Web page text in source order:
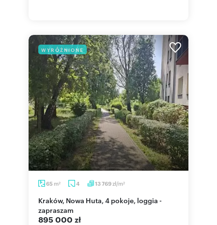
WYRÓŻNIONE
65 m2 4 13 769zł/m2
Kraków, Nowa Huta, 4 pokoje, loggia -
zapraszam
895 000 zł